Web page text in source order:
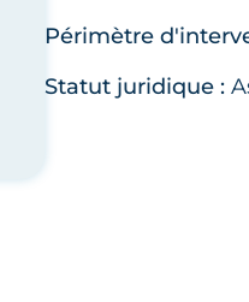
Périmètre
Statut juridique :